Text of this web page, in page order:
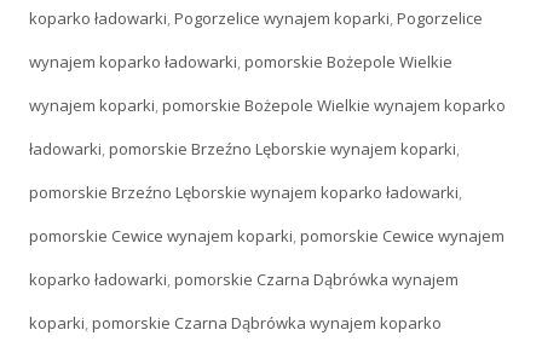
koparko ładowarki,Pogorzelice wynajem koparki,Pogorzelice
wynajem koparko ładowarki,pomorskie Bożepole Wielkie
wynajem koparki,pomorskie Bożepole Wielkie wynajem koparko
ładowarki,pomorskie Brzeźno Lęborskie wynajem koparki,
pomorskie Brzeźno Lęborskie wynajem koparko ładowarki,
pomorskie Cewice wynajem koparki,pomorskie Cewice wynajem
koparko ładowarki,pomorskie Czarna Dąbrówka wynajem
koparki,pomorskie Czarna Dąbrówka wynajem koparko